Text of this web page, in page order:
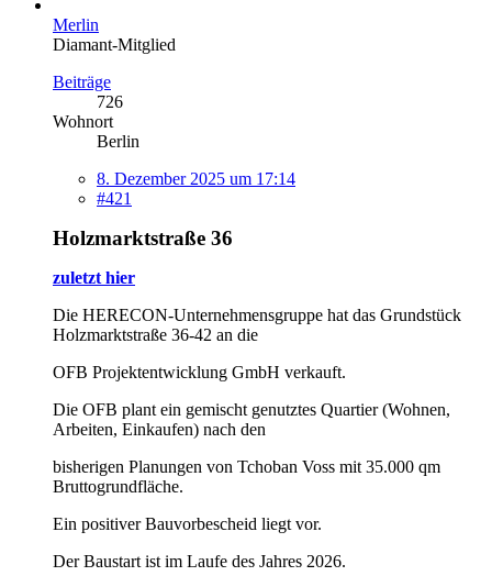
Merlin
Diamant-Mitglied
Beiträge
726
Wohnort
Berlin
8. Dezember 2025 um 17:14
#421
Holzmarktstraße 36
zuletzt hier
Die HERECON-Unternehmensgruppe hat das Grundstück
Holzmarktstraße 36-42 an die
OFB Projektentwicklung GmbH verkauft.
Die OFB plant ein gemischt genutztes Quartier (Wohnen,
Arbeiten, Einkaufen) nach den
bisherigen Planungen von Tchoban Voss mit 35.000 qm
Bruttogrundfläche.
Ein positiver Bauvorbescheid liegt vor.
Der Baustart ist im Laufe des Jahres 2026.